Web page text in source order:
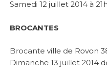
Samedi 12 juillet 2014 à 21h
BROCANTES
Brocante ville de Rovon
Dimanche 13 juillet 2014